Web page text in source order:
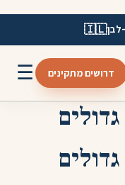
🇮🇱
דרושים מתקינים ☰